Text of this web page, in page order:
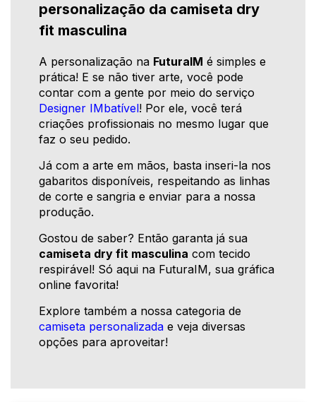
personalização da camiseta dry
fit masculina
A personalização na FuturaIM é simples e
prática! E se não tiver arte, você pode
contar com a gente por meio do serviço
Designer IMbatível! Por ele, você terá
criações profissionais no mesmo lugar que
faz o seu pedido.
Já com a arte em mãos, basta inseri-la nos
gabaritos disponíveis, respeitando as linhas
de corte e sangria e enviar para a nossa
produção.
Gostou de saber? Então garanta já sua
camiseta dry fit masculina com tecido
respirável! Só aqui na FuturaIM, sua gráfica
online favorita!
Explore também a nossa categoria de
camiseta personalizada e veja diversas
opções para aproveitar!